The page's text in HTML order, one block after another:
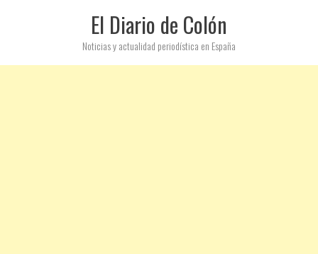
El Diario de Colón
Noticias y actualidad periodística en España